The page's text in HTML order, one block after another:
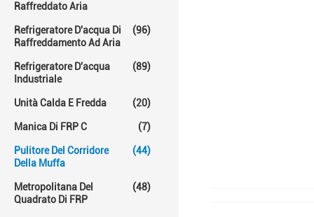
Raffreddato Aria
Refrigeratore D'acqua Di
Raffreddamento Ad Aria
(96)
Refrigeratore D'acqua
Industriale
(89)
Unità Calda E Fredda (20)
Manica Di FRP C (7)
Pulitore Del Corridore
Della Muffa
(44)
Metropolitana Del
Quadrato Di FRP
(48)